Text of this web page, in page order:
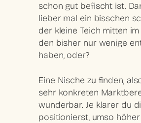
schon gut befischt ist.
lieber mal ein bisschen
der kleine Teich mitten im
den bisher nur wenige
haben, oder?
Eine Nische zu finden,
sehr konkreten
wunderbar. Je klarer du
positionierst, umso